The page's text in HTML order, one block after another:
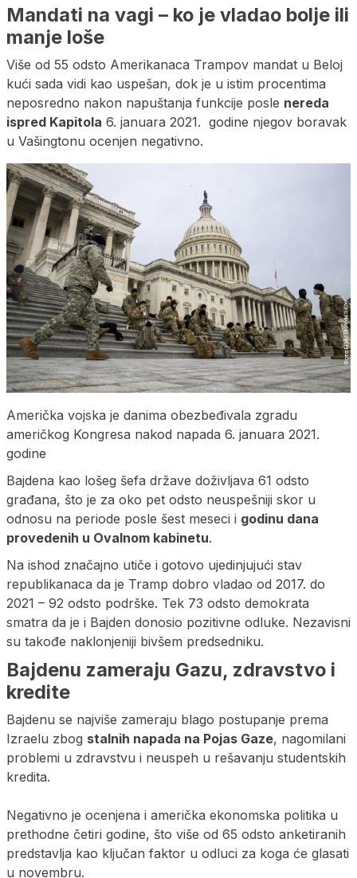
Mandati na vagi – ko je vladao bolje ili
manje loše
Više od 55 odsto Amerikanaca Trampov mandat u Beloj
kući sada vidi kao uspešan, dok je u istim procentima
neposredno nakon napuštanja funkcije posle nereda
ispred Kapitola 6. januara 2021. godine njegov boravak
u Vašingtonu ocenjen negativno.
Američka vojska je danima obezbeđivala zgradu
američkog Kongresa nakod napada 6. januara 2021.
godine
Bajdena kao lošeg šefa države doživljava 61 odsto
građana, što je za oko pet odsto neuspešniji skor u
odnosu na periode posle šest meseci i godinu dana
provedenih u Ovalnom kabinetu.
Na ishod značajno utiče i gotovo ujedinjujući stav
republikanaca da je Tramp dobro vladao od 2017. do
2021 – 92 odsto podrške. Tek 73 odsto demokrata
smatra da je i Bajden donosio pozitivne odluke. Nezavisni
su takođe naklonjeniji bivšem predsedniku.
Bajdenu zameraju Gazu, zdravstvo i
kredite
Bajdenu se najviše zameraju blago postupanje prema
Izraelu zbog stalnih napada na Pojas Gaze, nagomilani
problemi u zdravstvu i neuspeh u rešavanju studentskih
kredita.
Negativno je ocenjena i američka ekonomska politika u
prethodne četiri godine, što više od 65 odsto anketiranih
predstavlja kao ključan faktor u odluci za koga će glasati
u novembru.